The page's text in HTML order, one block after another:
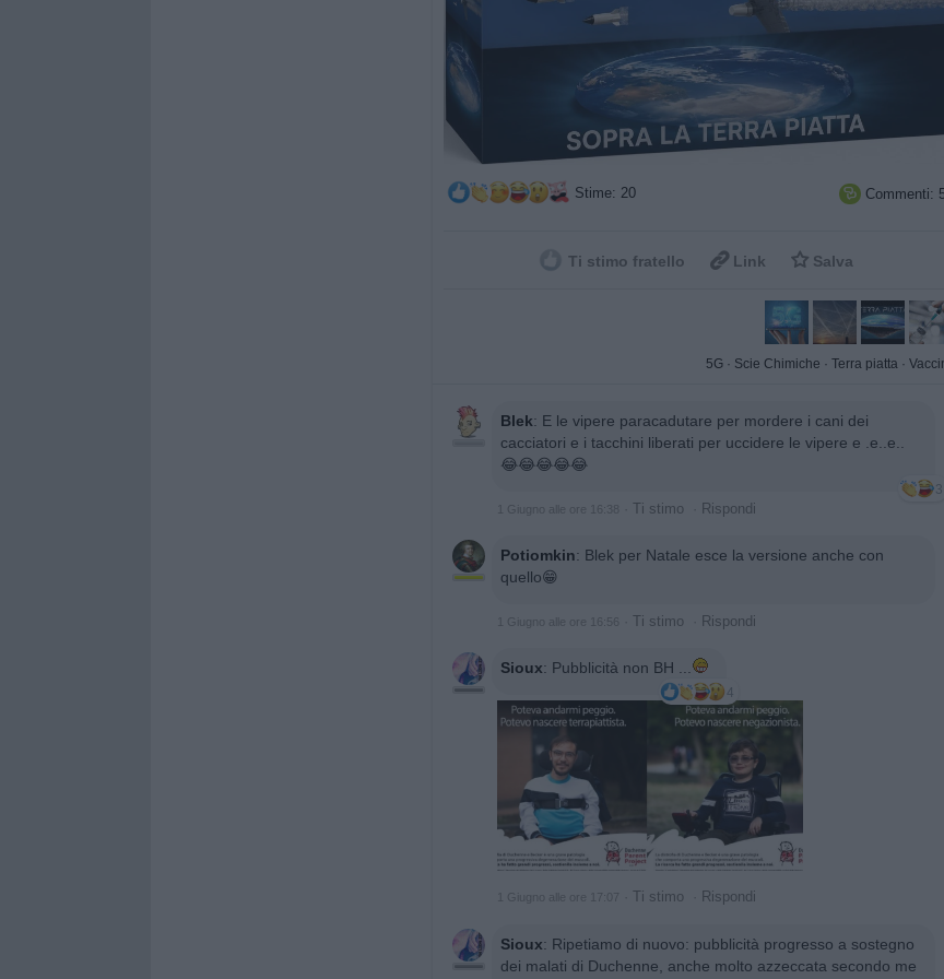
Stime: 20  Commenti:
Ti stimo fratello  Link  Salva
5G · Scie Chimiche · Terra piatta ·
Blek: E le vipere paracadutare per mordere i cani dei
cacciatori e i tacchini liberati per uccidere le vipere e .e..e..
😂😂😂😂😂
3
1 Giugno alle ore 16:38 Ti stimo Rispondi
Potiomkin: Blek per Natale esce la versione anche con
quello😁
1 Giugno alle ore 16:56 Ti stimo Rispondi
Sioux: Pubblicità non BH ...
4
1 Giugno alle ore 17:07 Ti stimo Rispondi
Sioux: Ripetiamo di nuovo: pubblicità progresso a sostegno
dei malati di Duchenne, anche molto azzeccata secondo me